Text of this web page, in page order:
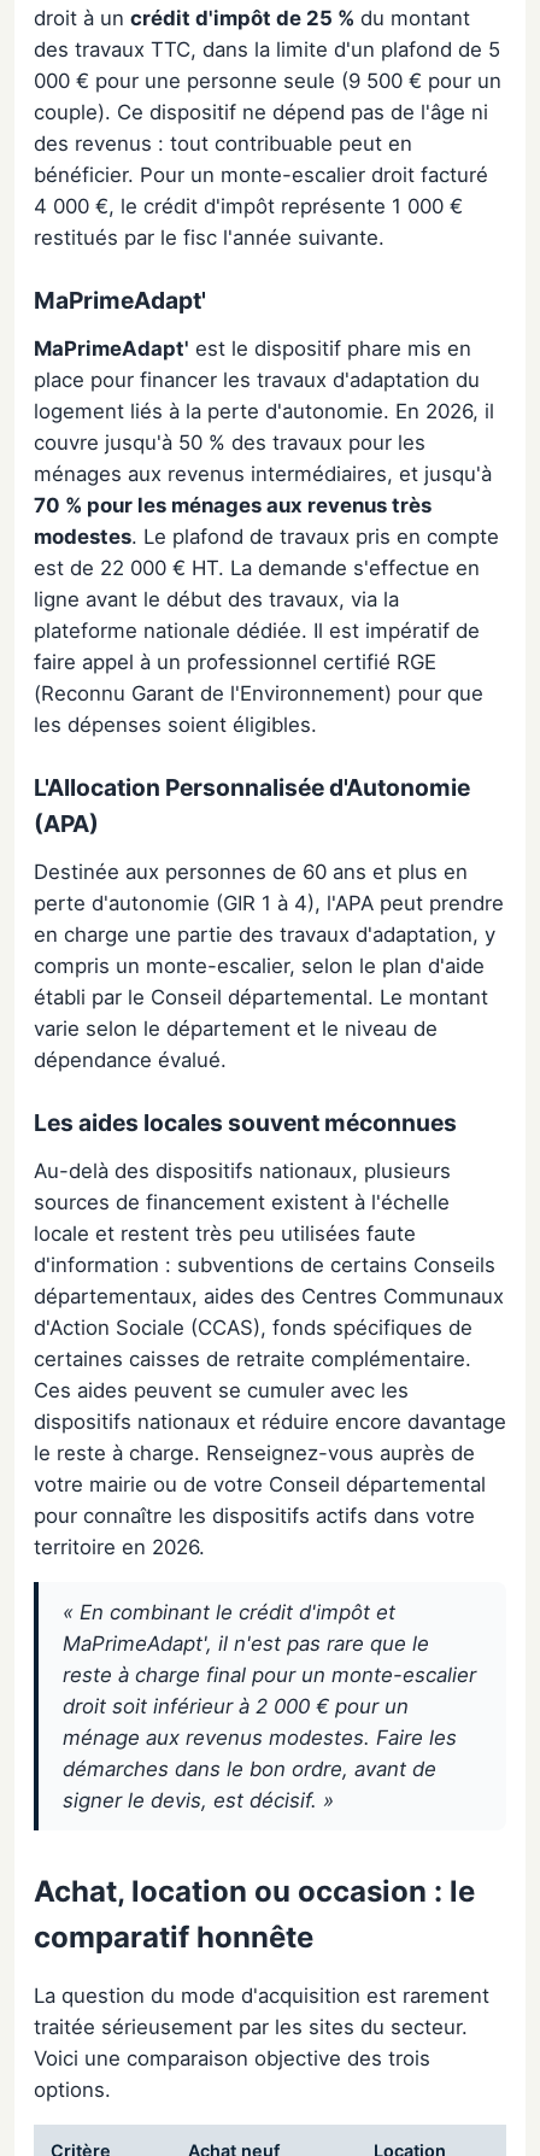
droit à un crédit d'impôt de 25 % du montant
des travaux TTC, dans la limite d'un plafond de 5
000 € pour une personne seule (9 500 € pour un
couple). Ce dispositif ne dépend pas de l'âge ni
des revenus : tout contribuable peut en
bénéficier. Pour un monte-escalier droit facturé
4 000 €, le crédit d'impôt représente 1 000 €
restitués par le fisc l'année suivante.
MaPrimeAdapt'
MaPrimeAdapt' est le dispositif phare mis en
place pour financer les travaux d'adaptation du
logement liés à la perte d'autonomie. En 2026, il
couvre jusqu'à 50 % des travaux pour les
ménages aux revenus intermédiaires, et jusqu'à
70 % pour les ménages aux revenus très
modestes. Le plafond de travaux pris en compte
est de 22 000 € HT. La demande s'effectue en
ligne avant le début des travaux, via la
plateforme nationale dédiée. Il est impératif de
faire appel à un professionnel certifié RGE
(Reconnu Garant de l'Environnement) pour que
les dépenses soient éligibles.
L'Allocation Personnalisée d'Autonomie
(APA)
Destinée aux personnes de 60 ans et plus en
perte d'autonomie (GIR 1 à 4), l'APA peut prendre
en charge une partie des travaux d'adaptation, y
compris un monte-escalier, selon le plan d'aide
établi par le Conseil départemental. Le montant
varie selon le département et le niveau de
dépendance évalué.
Les aides locales souvent méconnues
Au-delà des dispositifs nationaux, plusieurs
sources de financement existent à l'échelle
locale et restent très peu utilisées faute
d'information : subventions de certains Conseils
départementaux, aides des Centres Communaux
d'Action Sociale (CCAS), fonds spécifiques de
certaines caisses de retraite complémentaire.
Ces aides peuvent se cumuler avec les
dispositifs nationaux et réduire encore davantage
le reste à charge. Renseignez-vous auprès de
votre mairie ou de votre Conseil départemental
pour connaître les dispositifs actifs dans votre
territoire en 2026.
« En combinant le crédit d'impôt et
MaPrimeAdapt', il n'est pas rare que le
reste à charge final pour un monte-escalier
droit soit inférieur à 2 000 € pour un
ménage aux revenus modestes. Faire les
démarches dans le bon ordre, avant de
signer le devis, est décisif. »
Achat, location ou occasion : le
comparatif honnête
La question du mode d'acquisition est rarement
traitée sérieusement par les sites du secteur.
Voici une comparaison objective des trois
options.
Critère Achat neuf Location